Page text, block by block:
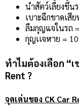
นำสัตว์เลี้ยงขึ้น
เบาะฉีกขาดเสี
ลืมกุญแจในรถ
กุญเเจหาย =
ทำไมต้องเลือก “
Rent ?
จุดเด่นของ CK Car